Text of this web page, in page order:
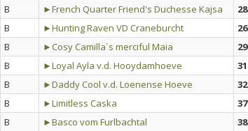
B
►French Quarter Friend's Duchesse Kajsa 28
B
►Hunting Raven VD Craneburcht 26
B
►Cosy Camilla`s merciful Maia 29
B
►Loyal Ayla v.d. Hooydamhoeve 31
B
►Daddy Cool v.d. Loenense Hoeve 32
B
►Limitless Caska 37
B
►Basco vom Furlbachtal 38